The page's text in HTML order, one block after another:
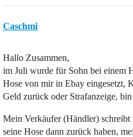
Caschmi
Hallo Zusammen,
im Juli wurde für Sohn bei einem
Hose von mir in Ebay eingesetzt,
Geld zurück oder Strafanzeige,
Mein Verkäufer (Händler)
seine Hose dann zurück haben,